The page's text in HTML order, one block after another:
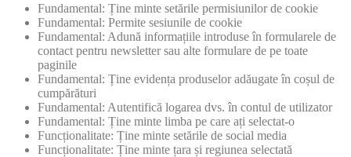
Fundamental: Ține minte setările permisiunilor de cookie
Fundamental: Permite sesiunile de cookie
Fundamental: Adună informațiile introduse în formularele de
contact pentru newsletter sau alte formulare de pe toate
paginile
Fundamental: Ține evidența produselor adăugate în coșul de
cumpărături
Fundamental: Autentifică logarea dvs. în contul de utilizator
Fundamental: Ține minte limba pe care ați selectat-o
Funcționalitate: Ține minte setările de social media
Funcționalitate: Ține minte țara și regiunea selectată